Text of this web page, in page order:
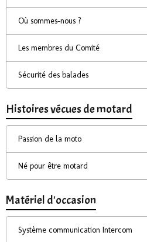
Où sommes-nous ?
Les membres du Comité
Sécurité des balades
Histoires vécues de motard
Passion de la moto
Né pour être motard
Matériel d'occasion
Système communication Intercom